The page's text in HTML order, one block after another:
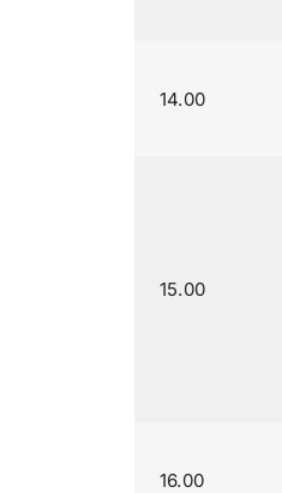
14.00
15.00
16.00